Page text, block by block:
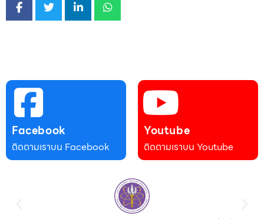
Facebook
ติดตามเราบน Facebook
Youtube
ติดตามเราบน Youtube